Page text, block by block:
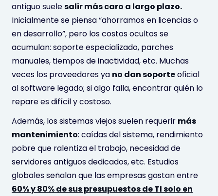
antiguo suelesalir más caro a largo plazo.
Inicialmente se piensa “ahorramos en licencias o
en desarrollo”, pero los costos ocultos se
acumulan: soporte especializado, parches
manuales, tiempos de inactividad, etc. Muchas
veces los proveedores ya no dan soporteoficial
al software legado; si algo falla, encontrar quién lo
repare es difícil y costoso.
Además, los sistemas viejos suelen requerir más
mantenimiento: caídas del sistema, rendimiento
pobre que ralentiza el trabajo, necesidad de
servidores antiguos dedicados, etc. Estudios
globales señalan que las empresas gastan entre
60% y 80% de sus presupuestos de TI solo en